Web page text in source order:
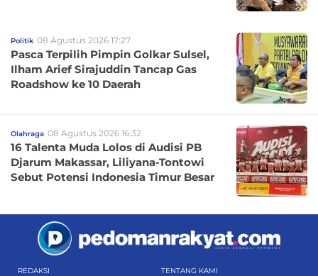
Politik 08 Agustus 2026 17:27
Pasca Terpilih Pimpin Golkar Sulsel,
Ilham Arief Sirajuddin Tancap Gas
Roadshow ke 10 Daerah
Olahraga 08 Agustus 2026 16:32
16 Talenta Muda Lolos di Audisi PB
Djarum Makassar, Liliyana-Tontowi
Sebut Potensi Indonesia Timur Besar
REDAKSI TENTANG KAMI